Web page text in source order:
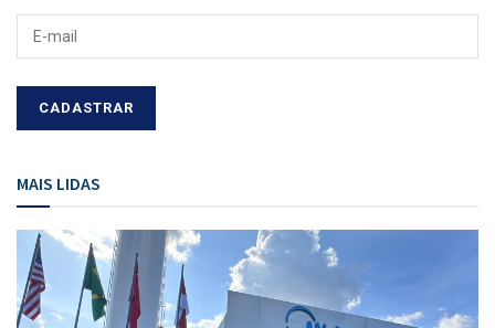
MAIS LIDAS